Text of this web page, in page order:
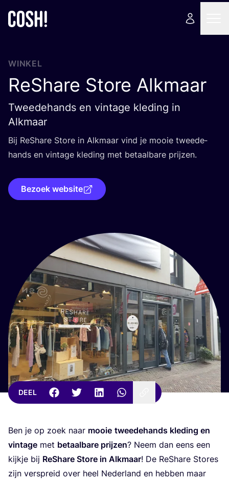
WINKEL
ReShare Store Alkmaar
Tweedehands en vintage kleding in
Alkmaar
Bij ReS­ha­re Sto­re in Alkmaar vind je mooie twee­de­
hands en vin­ta­ge kle­ding met betaal­ba­re prijzen.
Bezoek website
DEEL
Ben je op zoek naar mooie twee­de­hands kle­ding en
vin­ta­ge met betaal­ba­re prij­zen? Neem dan eens een
kijk­je bij ReS­ha­re Sto­re in Alkmaar! De ReS­ha­re Sto­res
zijn ver­spreid over heel Neder­land en heb­ben maar